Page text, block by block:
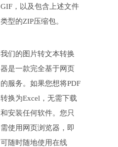
GIF，以及包含上述文件
类型的ZIP压缩包。
我们的图片转文本转换
器是一款完全基于网页
的服务。如果您想将PDF
转换为Excel，无需下载
和安装任何软件。您只
需使用网页浏览器，即
可随时随地使用在线